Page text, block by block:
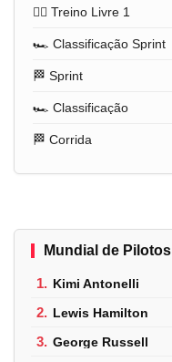
🏋️‍♂️ Treino Livre 1
🏎️ Classificação Sprint
🏁 Sprint
🏎️ Classificação
🏁 Corrida
Mundial de Pilotos
1. Kimi Antonelli
2. Lewis Hamilton
3. George Russell